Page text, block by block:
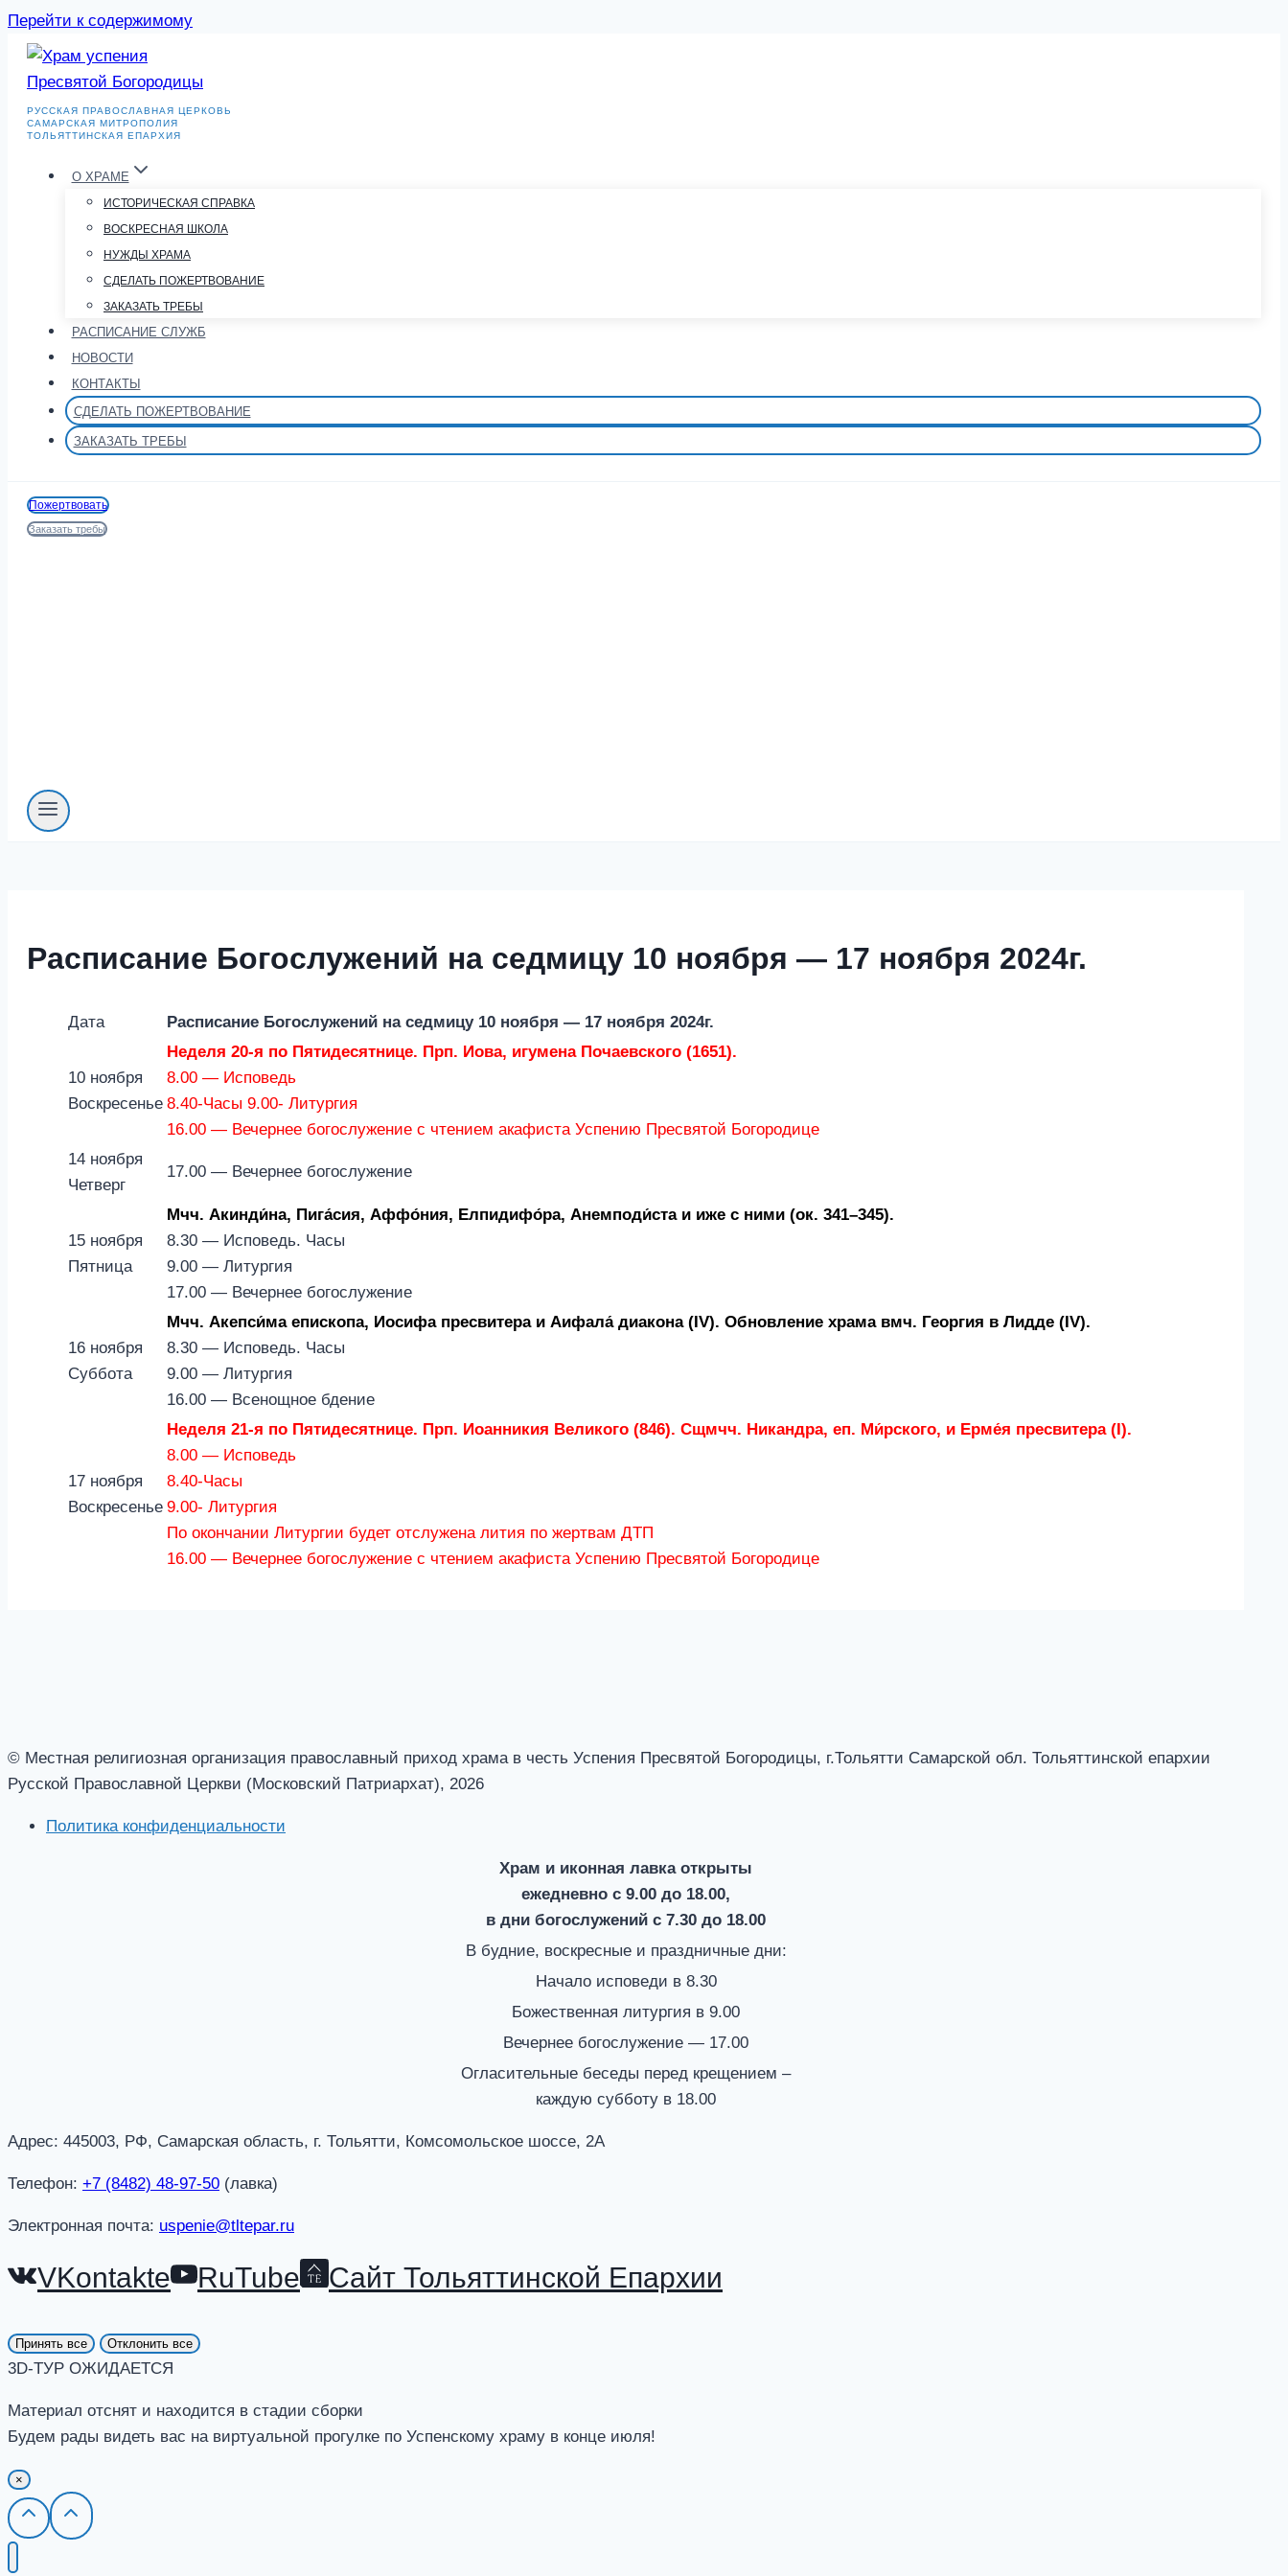
Перейти к содержимому
РУССКАЯ ПРАВОСЛАВНАЯ ЦЕРКОВЬ
САМАРСКАЯ МИТРОПОЛИЯ
ТОЛЬЯТТИНСКАЯ ЕПАРХИЯ
О ХРАМЕ
ИСТОРИЧЕСКАЯ СПРАВКА
ВОСКРЕСНАЯ ШКОЛА
НУЖДЫ ХРАМА
СДЕЛАТЬ ПОЖЕРТВОВАНИЕ
ЗАКАЗАТЬ ТРЕБЫ
РАСПИСАНИЕ СЛУЖБ
НОВОСТИ
КОНТАКТЫ
СДЕЛАТЬ ПОЖЕРТВОВАНИЕ
ЗАКАЗАТЬ ТРЕБЫ
Пожертвовать
Заказать требы
Расписание Богослужений на седмицу 10 ноября — 17 ноября 2024г.
Дата Расписание Богослужений на седмицу 10 ноября — 17 ноября 2024г.
10 ноября
Воскресенье
Неделя 20-я по Пятидесятнице. Прп. Иова, игумена Почаевского (1651).
8.00 — Исповедь
8.40-Часы 9.00- Литургия
16.00 — Вечернее богослужение с чтением акафиста Успению Пресвятой Богородице
14 ноября
Четверг
17.00 — Вечернее богослужение
15 ноября
Пятница
Мчч. Акинди́на, Пига́сия, Аффо́ния, Елпидифо́ра, Анемподи́ста и иже с ними (ок. 341–345).
8.30 — Исповедь. Часы
9.00 — Литургия
17.00 — Вечернее богослужение
16 ноября
Суббота
Мчч. Акепси́ма епископа, Иосифа пресвитера и Аифала́ диакона (IV). Обновление храма вмч. Георгия в Лидде (IV).
8.30 — Исповедь. Часы
9.00 — Литургия
16.00 — Всенощное бдение
17 ноября
Воскресенье
Неделя 21-я по Пятидесятнице. Прп. Иоанникия Великого (846). Сщмчч. Никандра, еп. Ми́рского, и Ерме́я пресвитера (I).
8.00 — Исповедь
8.40-Часы
9.00- Литургия
По окончании Литургии будет отслужена лития по жертвам ДТП
16.00 — Вечернее богослужение с чтением акафиста Успению Пресвятой Богородице
© Местная религиозная организация православный приход храма в честь Успения Пресвятой Богородицы, г.Тольятти Самарской обл. Тольяттинской епархии
Русской Православной Церкви (Московский Патриархат), 2026
Политика конфиденциальности
Храм и иконная лавка открыты
ежедневно с 9.00 до 18.00,
в дни богослужений с 7.30 до 18.00
В будние, воскресные и праздничные дни:
Начало исповеди в 8.30
Божественная литургия в 9.00
Вечернее богослужение — 17.00
Огласительные беседы перед крещением –
каждую субботу в 18.00
Адрес: 445003, РФ, Самарская область, г. Тольятти, Комсомольское шоссе, 2А
Телефон: +7 (8482) 48-97-50 (лавка)
Электронная почта: uspenie@tltepar.ru
VKontakte RuTube Сайт Тольяттинской Епархии
Принять все Отклонить все
3D-ТУР ОЖИДАЕТСЯ
Материал отснят и находится в стадии сборки
Будем рады видеть вас на виртуальной прогулке по Успенскому храму в конце июля!
×